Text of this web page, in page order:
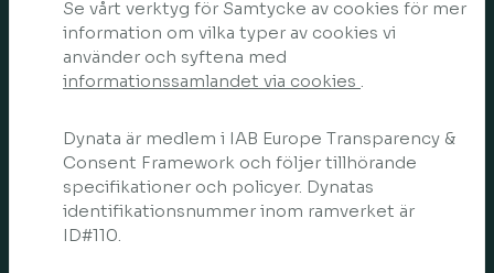
Se vårt verktyg för Samtycke av cookies för mer
information om vilka typer av cookies vi
använder och syftena med
informationssamlandet via cookies .
Dynata är medlem i IAB Europe Transparency &
Consent Framework och följer tillhörande
specifikationer och policyer. Dynatas
identifikationsnummer inom ramverket är
ID#110.